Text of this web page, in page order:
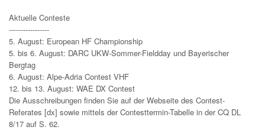
Aktuelle Conteste
-----------------
5. August: European HF Championship
5. bis 6. August: DARC UKW-Sommer-Fieldday und Bayerischer
Bergtag
6. August: Alpe-Adria Contest VHF
12. bis 13. August: WAE DX Contest
Die Ausschreibungen finden Sie auf der Webseite des Contest-
Referates [dx] sowie mittels der Contesttermin-Tabelle in der CQ DL
8/17 auf S. 62.